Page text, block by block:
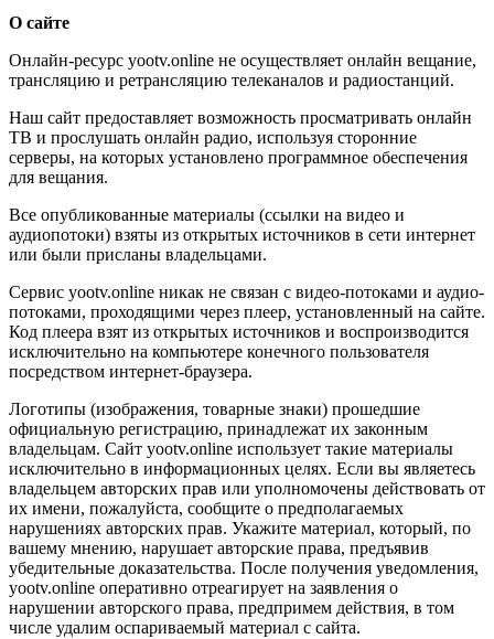
О сайте
Онлайн-ресурс yootv.online не осуществляет онлайн вещание,
трансляцию и ретрансляцию телеканалов и радиостанций.
Наш сайт предоставляет возможность просматривать онлайн
ТВ и прослушать онлайн радио, используя сторонние
серверы, на которых установлено программное обеспечения
для вещания.
Все опубликованные материалы (ссылки на видео и
аудиопотоки) взяты из открытых источников в сети интернет
или были присланы владельцами.
Сервис yootv.online никак не связан с видео-потоками и аудио-
потоками, проходящими через плеер, установленный на сайте.
Код плеера взят из открытых источников и воспроизводится
исключительно на компьютере конечного пользователя
посредством интернет-браузера.
Логотипы (изображения, товарные знаки) прошедшие
официальную регистрацию, принадлежат их законным
владельцам. Сайт yootv.online использует такие материалы
исключительно в информационных целях. Если вы являетесь
владельцем авторских прав или уполномочены действовать от
их имени, пожалуйста, сообщите о предполагаемых
нарушениях авторских прав. Укажите материал, который, по
вашему мнению, нарушает авторские права, предъявив
убедительные доказательства. После получения уведомления,
yootv.online оперативно отреагирует на заявления о
нарушении авторского права, предпримем действия, в том
числе удалим оспариваемый материал с сайта.